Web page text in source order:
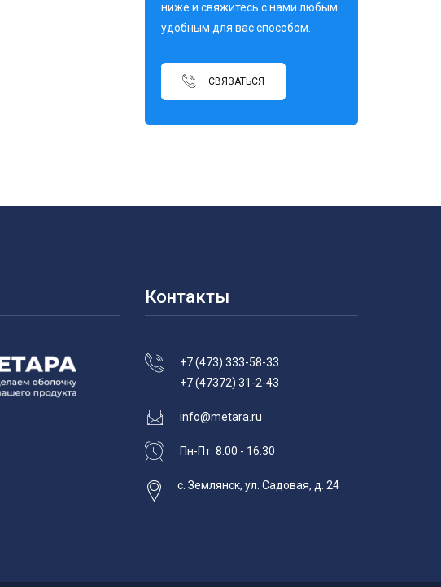
ниже и свяжитесь с нами любым
удобным для вас способом.
СВЯЗАТЬСЯ
Контакты
+7 (473) 333-58-33
+7 (47372) 31-2-43
info@metara.ru
Пн-Пт: 8.00 - 16.30
с. Землянск, ул. Садовая, д. 24